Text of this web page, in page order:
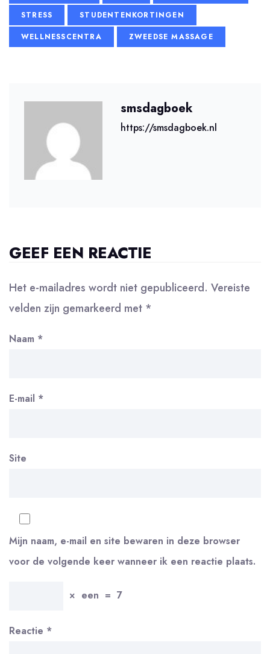
STRESS
STUDENTENKORTINGEN
WELLNESSCENTRA
ZWEEDSE MASSAGE
smsdagboek
https://smsdagboek.nl
GEEF EEN REACTIE
Het e-mailadres wordt niet gepubliceerd. Vereiste
velden zijn gemarkeerd met *
Naam *
E-mail *
Site
Mijn naam, e-mail en site bewaren in deze browser
voor de volgende keer wanneer ik een reactie plaats.
× een = 7
Reactie *